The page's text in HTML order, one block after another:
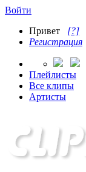
Войти
Привет [?]
Регистрация
Плейлисты
Все клипы
Артисты